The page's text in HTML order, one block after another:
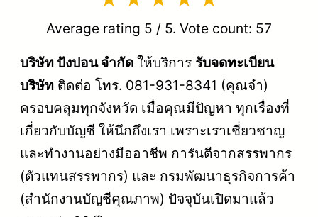
Average rating 5 / 5. Vote count: 57
บริษัท ปังปอน จำกัด ให้บริการ รับจดทะเบียน
บริษัท ติดต่อ โทร. 081-931-8341 (คุณจ๋า)
ครอบคลุมทุกจังหวัด เมื่อคุณมีปัญหา ทุกเรื่องที่
เกี่ยวกับบัญชี ให้นึกถึงเรา เพราะเราเชี่ยวชาญ
และทำงานอย่างมืออาชีพ การันตีจากสรรพากร
(ตัวแทนสรรพากร) และ กรมพัฒนาธุรกิจการค้า
(สำนักงานบัญชีคุณภาพ) ปัจจุบันเปิดมาแล้ว